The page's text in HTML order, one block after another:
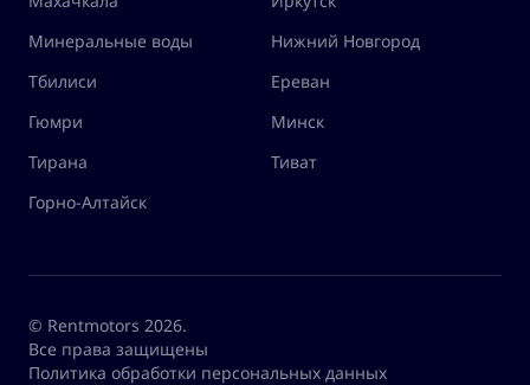
Минеральные воды
Нижний Новгород
Тбилиси
Ереван
Гюмри
Минск
Тирана
Тиват
Горно-Алтайск
© Rentmotors 2026.
Все права защищены
Политика обработки персональных данных